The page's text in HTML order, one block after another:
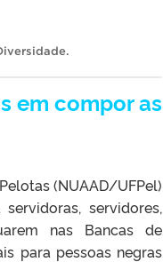
.
em compor as
(NUAAD/UFPel)
servidores,
nas Bancas de
para pessoas negras